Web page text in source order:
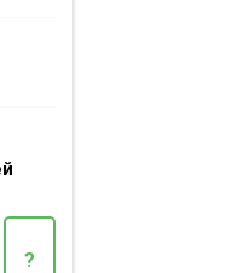
?